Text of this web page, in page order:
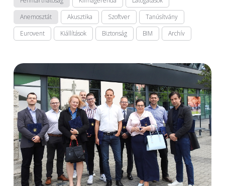
Anemosztát
Akusztika Szoftver
Tanúsítvány
Eurovent
Kiállítások Biztonság BIM Archív